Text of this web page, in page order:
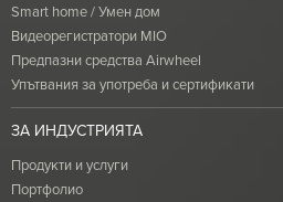
Smart home / Умен дом
Видеорегистратори MIO
Предпазни средства Airwheel
Упътвания за употреба и сертификати
ЗА ИНДУСТРИЯТА
Продукти и услуги
Портфолио